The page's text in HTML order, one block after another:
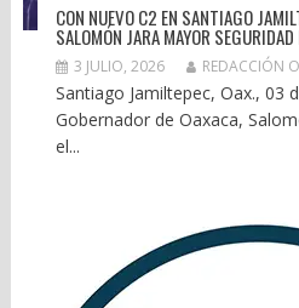
CON NUEVO C2 EN SANTIAGO
SALOMÓN JARA MAYOR
3 JULIO, 2026 REDACCIÓN
Santiago Jamiltepec, Oax., 03
Gobernador de Oaxaca,
el...